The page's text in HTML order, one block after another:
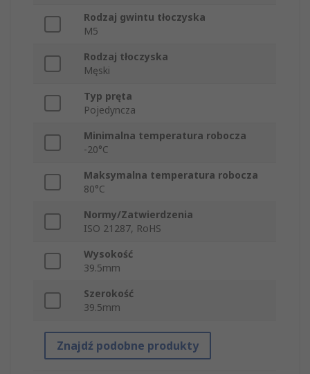
Rodzaj gwintu tłoczyska
M5
Rodzaj tłoczyska
Męski
Typ pręta
Pojedyncza
Minimalna temperatura robocza
-20°C
Maksymalna temperatura robocza
80°C
Normy/Zatwierdzenia
ISO 21287, RoHS
Wysokość
39.5mm
Szerokość
39.5mm
Znajdź podobne produkty